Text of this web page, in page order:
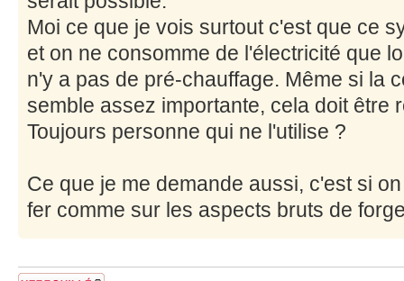
Moi ce que je vois surtout c'est que ce
et on ne consomme de l'électricité que
n'y a pas de pré-chauffage. Même si la
semble assez importante, cela doit être
Toujours personne qui ne l'utilise ?
Ce que je me demande aussi, c'est si
fer comme sur les aspects bruts de
Sujet verrouillé